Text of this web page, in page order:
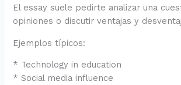
El essay suele pedirte analizar una
opiniones o discutir ventajas y
Ejemplos típicos:
* Technology in education
* Social media influence